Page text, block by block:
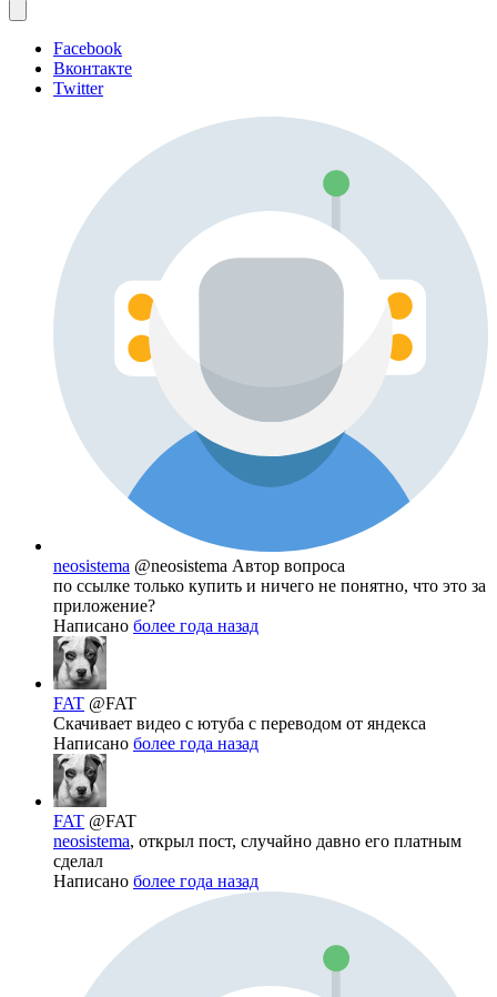
Facebook
Вконтакте
Twitter
neosistema @neosistema Автор вопроса
по ссылке только купить и ничего не понятно, что это за
приложение?
Написано более года назад
FAT @FAT
Скачивает видео с ютуба с переводом от яндекса
Написано более года назад
FAT @FAT
neosistema, открыл пост, случайно давно его платным
сделал
Написано более года назад